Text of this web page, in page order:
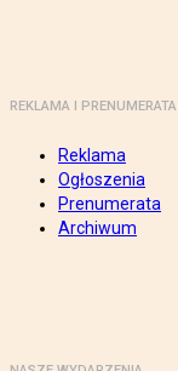
REKLAMA I PRENUMERATA
Reklama
Ogłoszenia
Prenumerata
Archiwum